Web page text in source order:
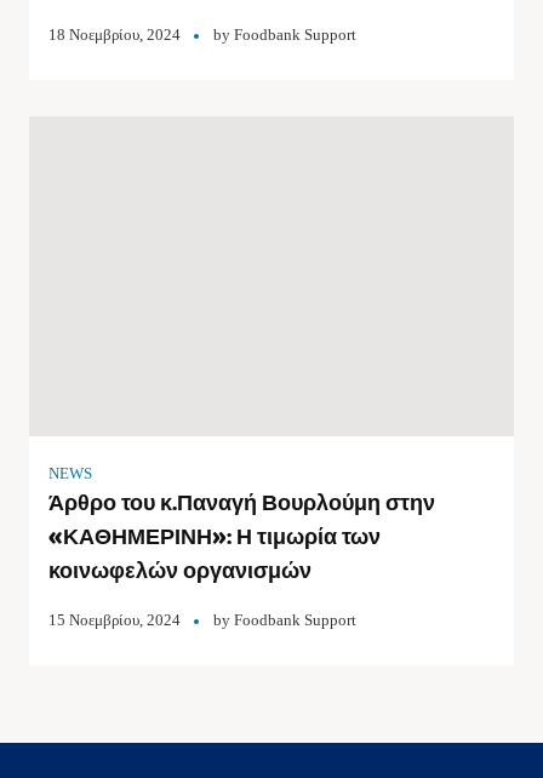
18 Νοεμβρίου, 2024 by Foodbank Support
NEWS
Άρθρο του κ.Παναγή Βουρλούμη στην
«ΚΑΘΗΜΕΡΙΝΗ»: Η τιμωρία των
κοινωφελών οργανισμών
15 Νοεμβρίου, 2024 by Foodbank Support